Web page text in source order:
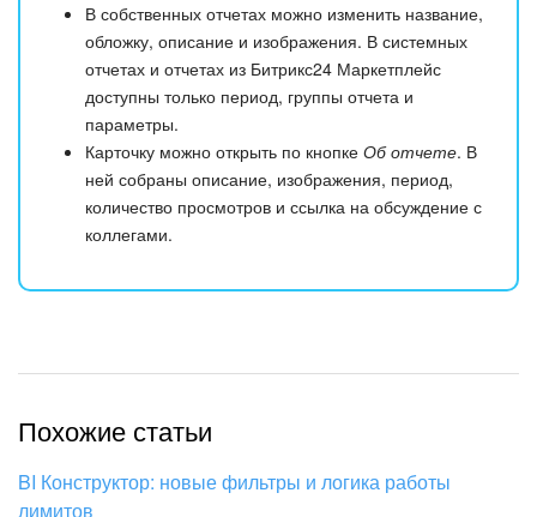
В собственных отчетах можно изменить название,
обложку, описание и изображения. В системных
отчетах и отчетах из Битрикс24 Маркетплейс
доступны только период, группы отчета и
параметры.
Карточку можно открыть по кнопке Об отчете. В
ней собраны описание, изображения, период,
количество просмотров и ссылка на обсуждение с
коллегами.
Похожие статьи
BI Конструктор: новые фильтры и логика работы
лимитов